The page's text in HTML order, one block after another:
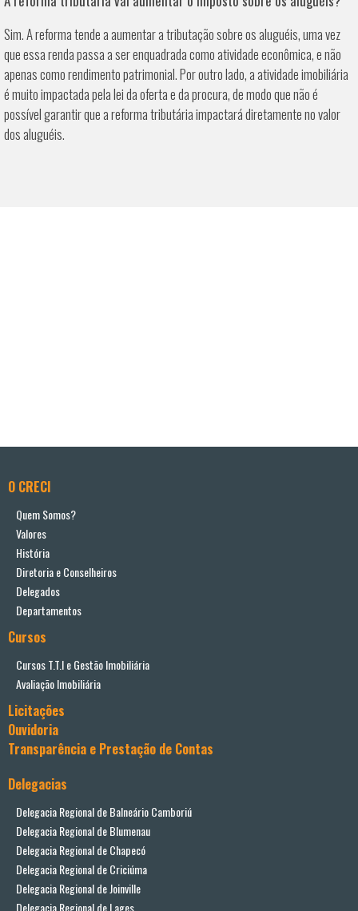
Sim. A reforma tende a aumentar a tributação sobre os aluguéis, uma vez
que essa renda passa a ser enquadrada como atividade econômica, e não
apenas como rendimento patrimonial. Por outro lado, a atividade imobiliária
é muito impactada pela lei da oferta e da procura, de modo que não é
possível garantir que a reforma tributária impactará diretamente no valor
dos aluguéis.
O CRECI
Quem Somos?
Valores
História
Diretoria e Conselheiros
Delegados
Departamentos
Cursos
Cursos T.T.I e Gestão Imobiliária
Avaliação Imobiliária
Licitações
Ouvidoria
Transparência e Prestação de Contas
Delegacias
Delegacia Regional de Balneário Camboriú
Delegacia Regional de Blumenau
Delegacia Regional de Chapecó
Delegacia Regional de Criciúma
Delegacia Regional de Joinville
Delegacia Regional de Lages